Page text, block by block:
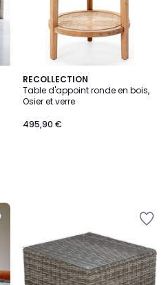
RECOLLECTION
Table d'appoint ronde en bois,
Osier et verre
495,90 €